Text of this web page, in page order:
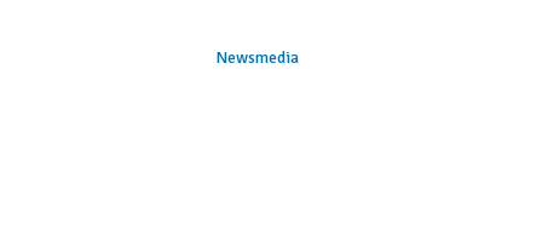
Newsmedia